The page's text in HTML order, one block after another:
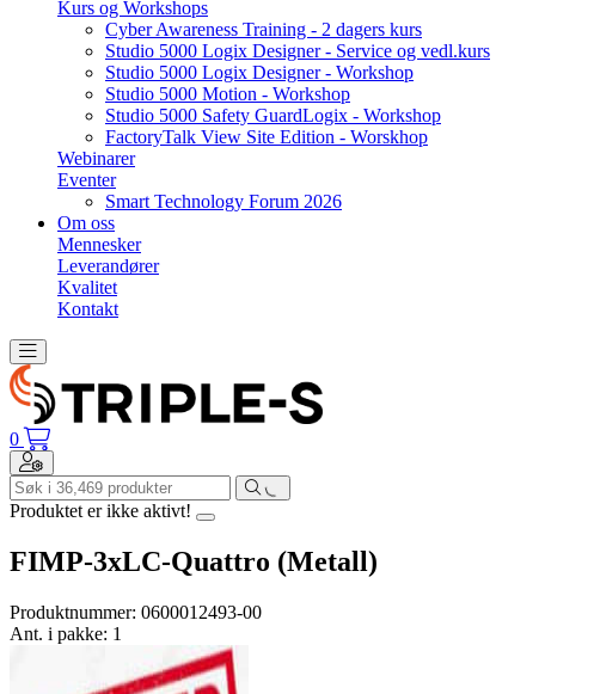
Kurs og Workshops
Cyber Awareness Training - 2 dagers kurs
Studio 5000 Logix Designer - Service og vedl.kurs
Studio 5000 Logix Designer - Workshop
Studio 5000 Motion - Workshop
Studio 5000 Safety GuardLogix - Workshop
FactoryTalk View Site Edition - Worskhop
Webinarer
Eventer
Smart Technology Forum 2026
Om oss
Mennesker
Leverandører
Kvalitet
Kontakt
Toggle navigation
0
Toggle navigation
Produktet er ikke aktivt!
FIMP-3xLC-Quattro (Metall)
Produktnummer: 0600012493-00
Ant. i pakke: 1